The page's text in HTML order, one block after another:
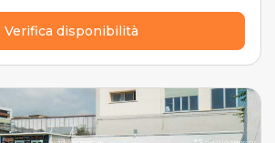
Verifica disponibilità